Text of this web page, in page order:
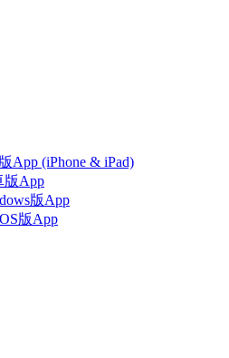
App (iPhone & iPad)
版App
版App
版App